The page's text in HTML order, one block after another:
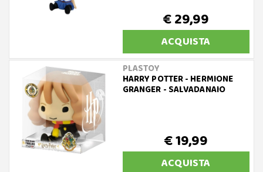
€ 29,99
ACQUISTA
PLASTOY
HARRY POTTER - HERMIONE
GRANGER - SALVADANAIO
€ 19,99
ACQUISTA